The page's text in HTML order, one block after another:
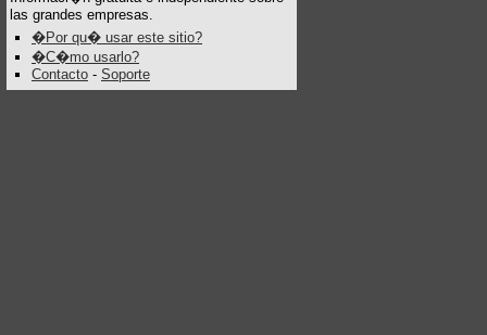
las grandes empresas.
�Por qu� usar este sitio?
�C�mo usarlo?
Contacto - Soporte